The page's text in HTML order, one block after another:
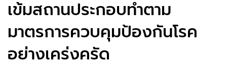
เข้มสถานประกอบทำตาม
มาตรการควบคุมป้องกันโรค
อย่างเคร่งครัด